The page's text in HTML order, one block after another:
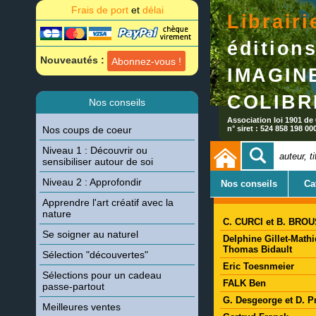
Frais de port etdélai
Nouveautés : Abonnez-vous !
Nos conseils
Nos coups de coeur
Niveau 1 : Découvrir ou
sensibiliser autour de soi
Niveau 2 : Approfondir
Apprendre l'art créatif avec la
nature
Se soigner au naturel
Sélection "découvertes"
Sélections pour un cadeau
passe-partout
Meilleures ventes
Association loi 1901 de
n° siret : 524 858 198
Nos conseils
Auteurs
C. CURCI et B.
Delphine Gillet-
Thomas Bidault
Eric Toesnmeier
FALK Ben
G. Desgeorge et D.